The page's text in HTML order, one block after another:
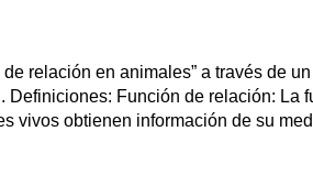
relación en animales” a través de
Definiciones: Función de relación: La
vivos obtienen información de su